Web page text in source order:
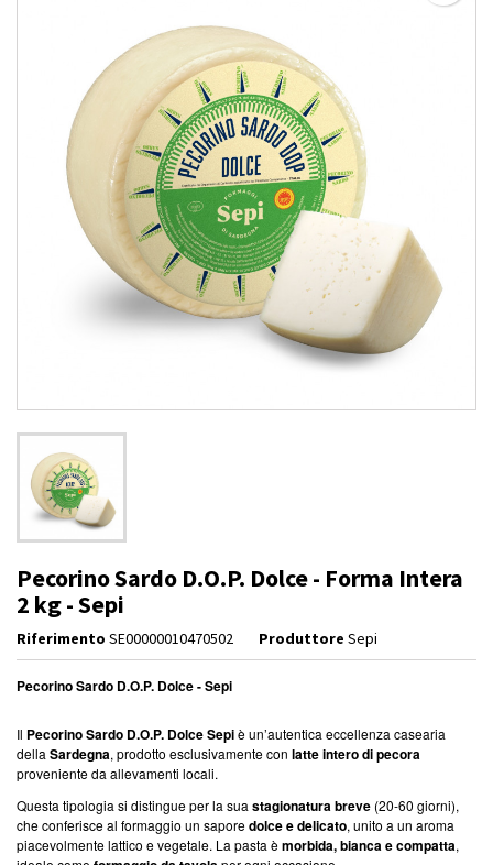
Pecorino Sardo D.O.P. Dolce - Forma Intera
2 kg - Sepi
Riferimento SE00000010470502 Produttore Sepi
Pecorino Sardo D.O.P. Dolce - Sepi
Il Pecorino Sardo D.O.P. Dolce Sepiè un’autentica eccellenza casearia
della Sardegna, prodotto esclusivamente con latte intero di pecora
proveniente da allevamenti locali.
Questa tipologia si distingue per la sua stagionatura breve (20-60 giorni),
che conferisce al formaggio un saporedolce e delicato, unito a un aroma
piacevolmente lattico e vegetale. La pasta èmorbida, bianca e compatta,